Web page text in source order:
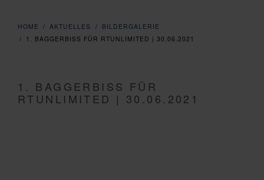
HOME AKTUELLES
BILDERGALERIE
1. BAGGERBISS FÜR RTUNLIMITED | 30.06.2021
1. BAGGERBISS FÜR
RTUNLIMITED | 30.06.2021